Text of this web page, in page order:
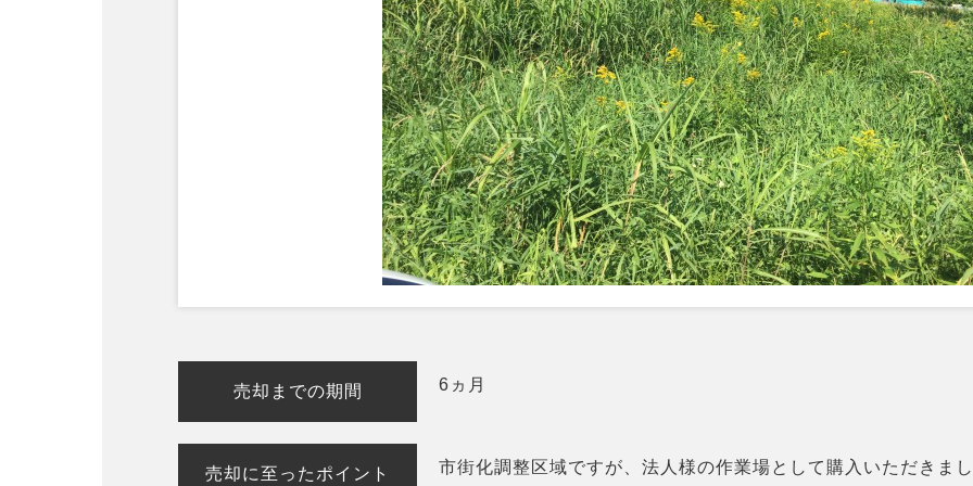
売却までの期間 6ヵ月
売却に至ったポイント 市街化調整区域ですが、法人様の作業場として購入いただきま